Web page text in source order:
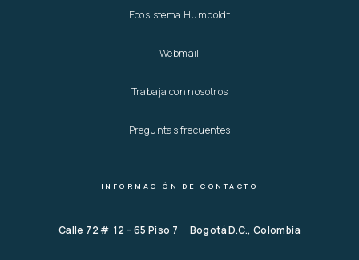
Ecosistema Humboldt
Webmail
Trabaja con nosotros
Preguntas frecuentes
INFORMACIÓN DE CONTACTO
Calle 72 # 12 - 65 Piso 7 Bogotá D.C., Colombia